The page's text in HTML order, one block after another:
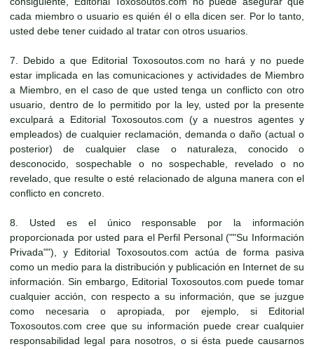
cada miembro o usuario es quién él o ella dicen ser. Por lo tanto,
usted debe tener cuidado al tratar con otros usuarios.
7. Debido a que Editorial Toxosoutos.com no hará y no puede
estar implicada en las comunicaciones y actividades de Miembro
a Miembro, en el caso de que usted tenga un conflicto con otro
usuario, dentro de lo permitido por la ley, usted por la presente
exculpará a Editorial Toxosoutos.com (y a nuestros agentes y
empleados) de cualquier reclamación, demanda o daño (actual o
posterior) de cualquier clase o naturaleza, conocido o
desconocido, sospechable o no sospechable, revelado o no
revelado, que resulte o esté relacionado de alguna manera con el
conflicto en concreto.
8. Usted es el único responsable por la información
proporcionada por usted para el Perfil Personal (""Su Información
Privada""), y Editorial Toxosoutos.com actúa de forma pasiva
como un medio para la distribución y publicación en Internet de su
información. Sin embargo, Editorial Toxosoutos.com puede tomar
cualquier acción, con respecto a su información, que se juzgue
como necesaria o apropiada, por ejemplo, si Editorial
Toxosoutos.com cree que su información puede crear cualquier
responsabilidad legal para nosotros, o si ésta puede causarnos